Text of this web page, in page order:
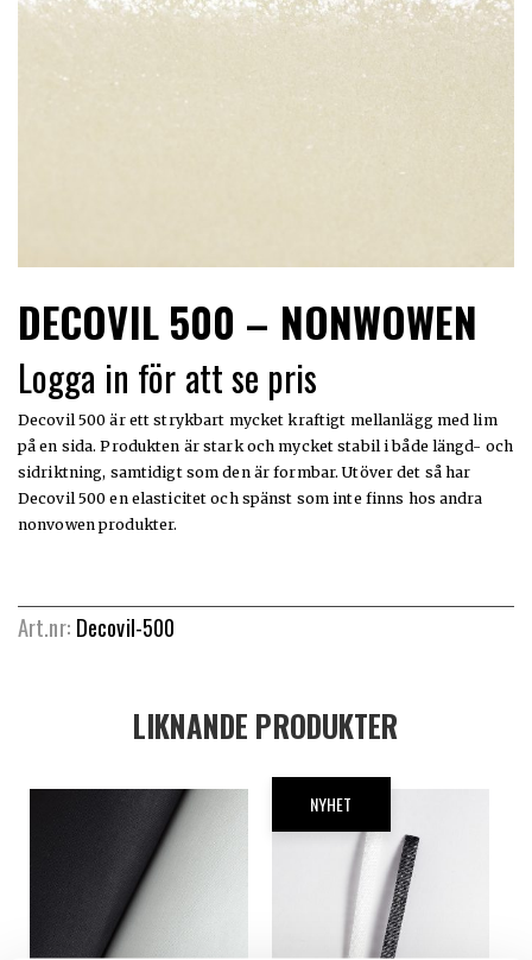
DECOVIL 500 – NONWOWEN
Logga in för att se pris
Decovil 500 är ett strykbart mycket kraftigt mellanlägg med lim
på en sida. Produkten är stark och mycket stabil i både längd- och
sidriktning, samtidigt som den är formbar. Utöver det så har
Decovil 500 en elasticitet och spänst som inte finns hos andra
nonvowen produkter.
Art.nr: Decovil-500
LIKNANDE PRODUKTER
NYHET